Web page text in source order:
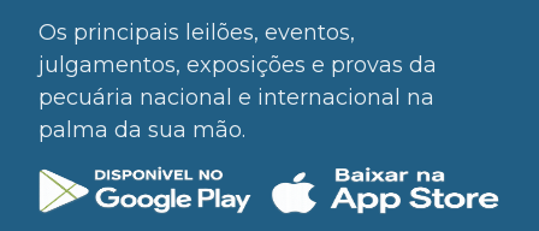
Os principais leilões, eventos,
julgamentos, exposições e provas da
pecuária nacional e internacional na
palma da sua mão.